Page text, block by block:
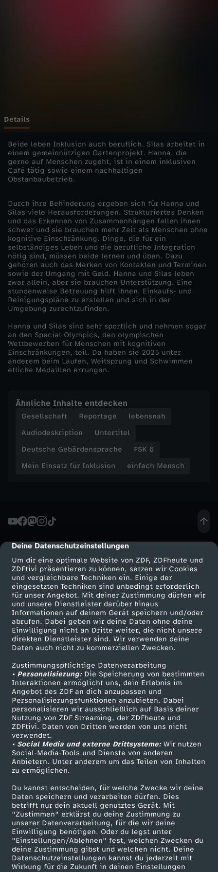
cmp-dialog-description
Deine Datenschutzeinstellungen
Um dir eine optimale Website von ZDF, ZDFheute und
ZDFtivi präsentieren zu können, setzen wir Cookies
und vergleichbare Techniken ein. Einige der
eingesetzten Techniken sind unbedingt erforderlich
für unser Angebot. Mit deiner Zustimmung dürfen wir
und unsere Dienstleister darüber hinaus
Informationen auf deinem Gerät speichern und/oder
abrufen. Dabei geben wir deine Daten ohne deine
Einwilligung nicht an Dritte weiter, die nicht unsere
direkten Dienstleister sind. Wir verwenden deine
Daten auch nicht zu kommerziellen Zwecken.
Zustimmungspflichtige Datenverarbeitung
• Personalisierung:Die Speicherung von bestimmten
Interaktionen ermöglicht uns, dein Erlebnis im
Angebot des ZDF an dich anzupassen und
Personalisierungsfunktionen anzubieten. Dabei
personalisieren wir ausschließlich auf Basis deiner
Nutzung von ZDF Streaming, der ZDFheute und
ZDFtivi. Daten von Dritten werden von uns nicht
verwendet.
• Social Media und externe Drittsysteme:Wir nutzen
Social-Media-Tools und Dienste von anderen
Anbietern. Unter anderem um das Teilen von Inhalten
zu ermöglichen.
Du kannst entscheiden, für welche Zwecke wir deine
Daten speichern und verarbeiten dürfen. Dies
betrifft nur dein aktuell genutztes Gerät. Mit
"Zustimmen" erklärst du deine Zustimmung zu
unserer Datenverarbeitung, für die wir deine
Einwilligung benötigen. Oder du legst unter
"Einstellungen/Ablehnen" fest, welchen Zwecken du
deine Zustimmung gibst und welchen nicht. Deine
Datenschutzeinstellungen kannst du jederzeit mit
Wirkung für die Zukunft in deinen Einstellungen
ü
r
I
k
l
u
s
i
o
n
S
i
l
a
u
n
d
H
a
n
n
a
G
a
u
b
:
T
r
Details
Beide leben Inklusion auch beruflich. Silas arbeitet in
einem gemeinnützigen Gartenprojekt. Hanna, die
gerne auf Menschen zugeht, ist in einem inklusiven
Café tätig sowie einem nachhaltigen
Obstanbaubetrieb.
Durch ihre Behinderung ergeben sich für Hanna und
Silas viele Herausforderungen. Strukturiertes Denken
und das Erkennen von Zusammenhängen fallen ihnen
schwer und sie brauchen mehr Zeit als Menschen ohne
kognitive Einschränkung. Dinge, die für ein
selbständiges Leben und die berufliche Integration
nötig sind, müssen beide lernen und üben. Dazu
gehören auch das Merken von Kontakten und Terminen
sowie der Umgang mit Geld. Hanna und Silas leben
zwar allein, aber sie brauchen Unterstützung. Eine
stundenweise Betreuung hilft ihnen, Einkaufs- und
Reinigungspläne zu erstellen und sich in der
Umgebung zurechtzufinden.
Hanna und Silas sind sehr sportlich und nehmen sogar
an den Special Olympics, den olympischen
Wettbewerben für Menschen mit kognitiven
Einschränkungen, teil. Da haben sie 2025 unter
anderem beim Laufen, Weitsprung und Schwimmen
etliche Medaillen errungen.
Ähnliche Inhalte entdecken
Gesellschaft Reportage
lebensnah
Audiodeskription
Untertitel
Deutsche Gebärdensprache
FSK 6
Mein Einsatz für Inklusion
einfach Mensch
Mehr ZDF
ZDF-Apps
Smart TV
ZDFtext
Livestreams
Sendungen A-Z
TV-Programm
Service
ZDFmitreden
Kontakt zum ZDF
Tickets
Zuschauerservice
Hilfe
ZDF Unternehmen
Karriere
ZDF goes Schule
Werbefernsehen
Mainzelmännchen